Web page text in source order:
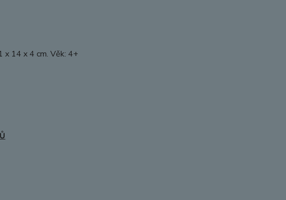
x 14 x 4 cm. Věk: 4+